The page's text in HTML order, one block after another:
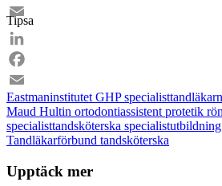
Facebook
Email
Tipsa
LinkedIn
Facebook
Email
Eastmaninstitutet GHP
Maud Hultin ortodontiassistent protetik
specialisttandsköterska specialistutbildning
Tandläkarförbund tandsköterska
Upptäck mer